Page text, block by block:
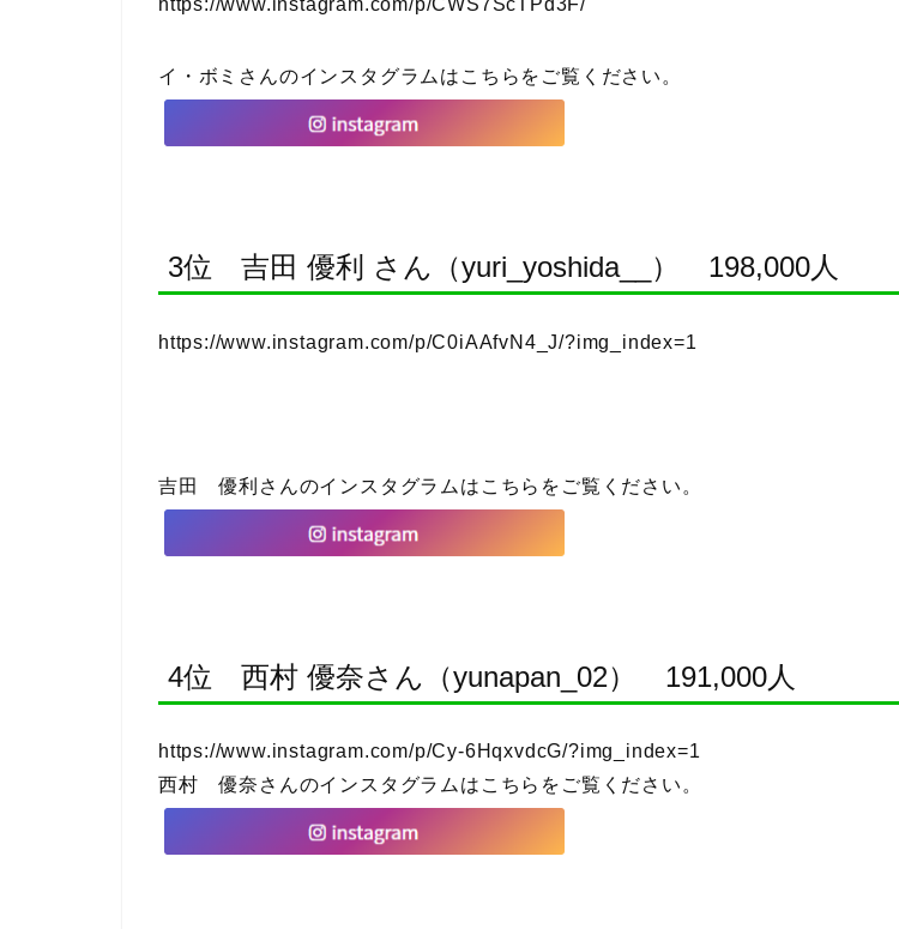
https://www.instagram.com/p/CWS7ScTPd3F/
イ・ボミさんのインスタグラムはこちらをご覧ください。
3位 吉田 優利 さん（yuri_yoshida__） 198,000人
https://www.instagram.com/p/C0iAAfvN4_J/?img_index=1
吉田 優利さんのインスタグラムはこちらをご覧ください。
4位 西村 優奈さん（yunapan_02） 191,000人
https://www.instagram.com/p/Cy-6HqxvdcG/?img_index=1
西村 優奈さんのインスタグラムはこちらをご覧ください。